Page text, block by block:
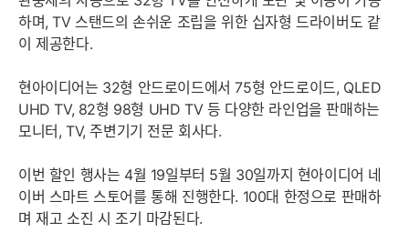
하며, TV 스탠드의 손쉬운 조립을 위한 십자형 드라이버도 같
이 제공한다.
현아이디어는 32형 안드로이드에서 75형 안드로이드, QLED
UHD TV, 82형 98형 UHD TV 등 다양한 라인업을 판매하는
모니터, TV, 주변기기 전문 회사다.
이번 할인 행사는 4월 19일부터 5월 30일까지 현아이디어 네
이버 스마트 스토어를 통해 진행한다. 100대 한정으로 판매하
며 재고 소진 시 조기 마감된다.